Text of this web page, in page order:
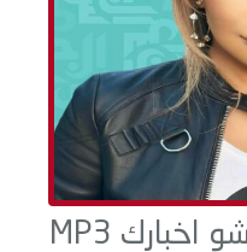
اغنية نوال الزغبي - شو اخبارك MP3